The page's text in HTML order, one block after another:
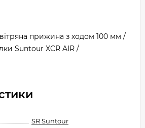
прижина з ходом 100 мм /
Suntour XCR AIR /
SR Suntour